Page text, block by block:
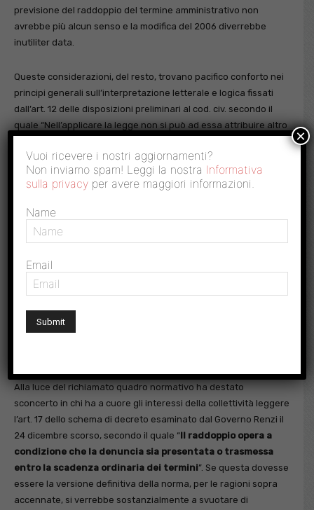
previsione del raddoppio del termine amministrativo non
avrebbe più alcun senso e la modifica del 2006 diverrebbe
inutiliter data.
Queste considerazioni, del resto, trovano pacifico conforto nei
principi generali sull’interpretazione letterale e logica fissati
dall’art. 12 delle disposizioni preliminari al cod. civ. secondo il
quale “Nell’applicare la legge non si può ad essa attribuire altro
parole secondo la connessione di esse, e dalla intenzione del
legislatore”.
Se possibile ancora più inequivocabile risulta essere la
quale devono essere “fatti comunque salvi gli effetti degli
dei decreti legislativi”. E’ evidente, infatti, come il legislatore
delegante, consapevole della delicatezza che presenta un
ha ritenuto di escludere qualunque effetto sull’attività di
Alla luce del richiamato quadro normativo ha destato
sconcerto in chi ha a cuore gli interessi della collettività leggere
l’art. 17 dello schema di decreto esaminato dal Governo Renzi il
24 dicembre scorso, secondo il quale “Il raddoppio opera a
condizione che la denuncia sia presentata o trasmessa
entro la scadenza ordinaria dei termini”. Se questa dovesse
essere la versione definitiva della norma, per le ragioni sopra
accennate, si verrebbe sostanzialmente a svuotare di
Vuoi ricevere i nostri aggiornamenti?
Non inviamo spam! Leggi la nostra Informativa
sulla privacy per avere maggiori informazioni.
Name
Email
×